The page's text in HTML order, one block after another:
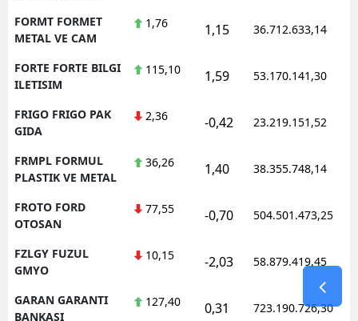
FORMT FORMET
METAL VE CAM
1,76 1,15 36.712.633,14
FORTE FORTE BILGI
ILETISIM
115,10 1,59 53.170.141,30
FRIGO FRIGO PAK
GIDA
2,36 -0,42 23.219.151,52
FRMPL FORMUL
PLASTIK VE METAL
36,26 1,40 38.355.748,14
FROTO FORD
OTOSAN
77,55 -0,70 504.501.473,25
FZLGY FUZUL
GMYO
10,15 -2,03 58.879.419,45
GARAN GARANTI
BANKASI
127,40 0,31 723.190.726,30